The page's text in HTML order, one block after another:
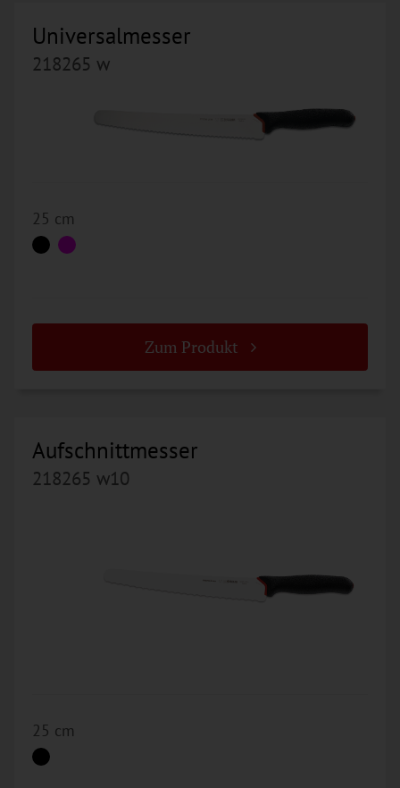
Universalmesser
218265 w
25 cm
Zum Produkt
Aufschnittmesser
218265 w10
25 cm